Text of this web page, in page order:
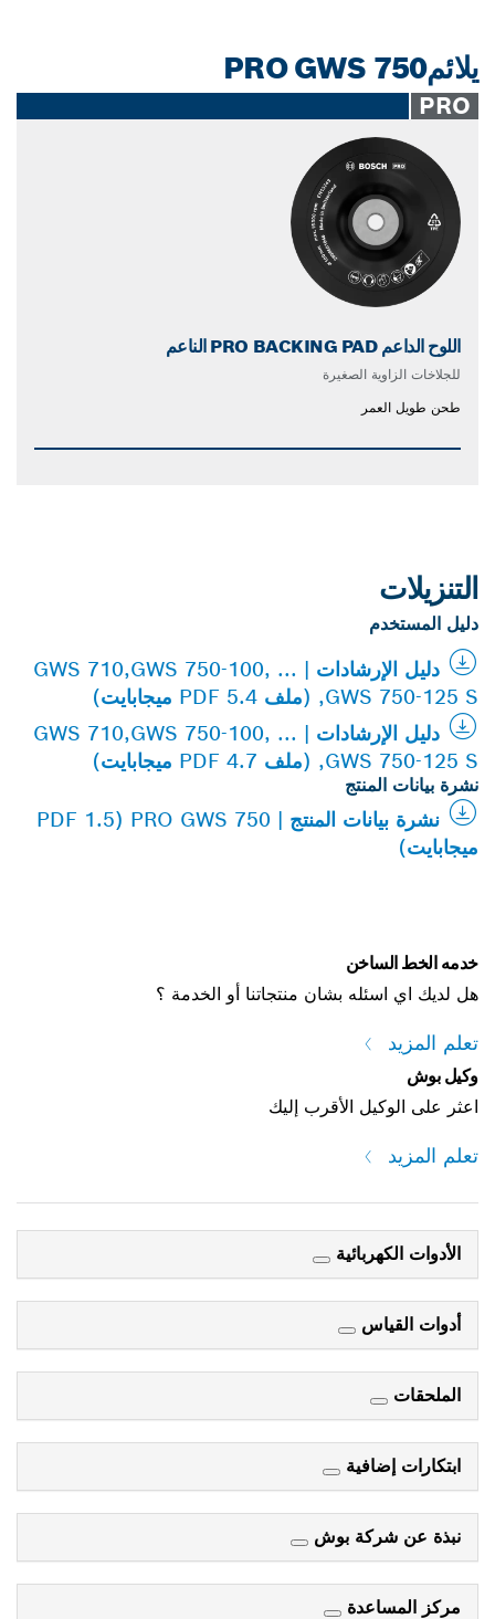
يلائمPRO GWS 750
PRO
اللوح الداعم PRO BACKING PAD الناعم
للجلاخات الزاوية الصغيرة
طحن طويل العمر
التنزيلات
دليل المستخدم
دليل الإرشادات | GWS 710,GWS 750-100, ...
,GWS 750-125 S (ملف PDF 5.4 ميجابايت)
دليل الإرشادات | GWS 710,GWS 750-100, ...
,GWS 750-125 S (ملف PDF 4.7 ميجابايت)
نشرة بيانات المنتج
نشرة بيانات المنتج | PRO GWS 750 (PDF 1.5
ميجابايت)
خدمه الخط الساخن
هل لديك اي اسئله بشان منتجاتنا أو الخدمة ؟
تعلم المزيد
وكيل بوش
اعثر على الوكيل الأقرب إليك
تعلم المزيد
الأدوات الكهربائية
أدوات القياس
الملحقات
ابتكارات إضافية
نبذة عن شركة بوش
مركز المساعدة